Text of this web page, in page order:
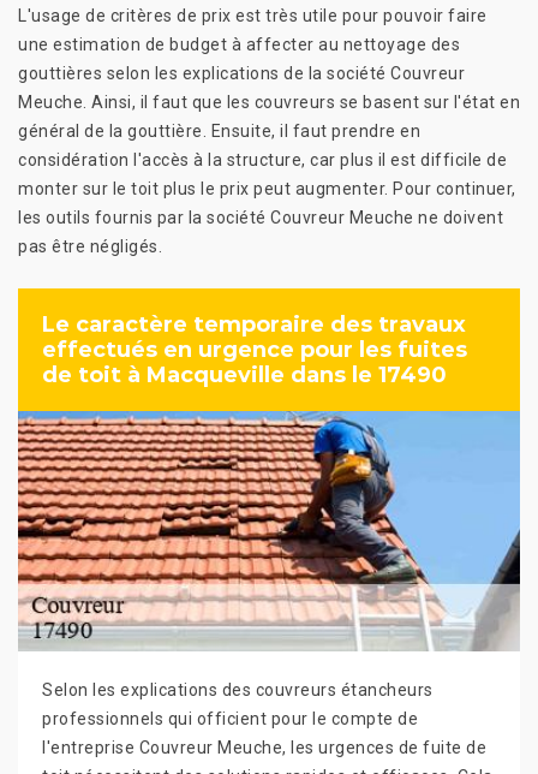
L'usage de critères de prix est très utile pour pouvoir faire
une estimation de budget à affecter au nettoyage des
gouttières selon les explications de la société Couvreur
Meuche. Ainsi, il faut que les couvreurs se basent sur l'état en
général de la gouttière. Ensuite, il faut prendre en
considération l'accès à la structure, car plus il est difficile de
monter sur le toit plus le prix peut augmenter. Pour continuer,
les outils fournis par la société Couvreur Meuche ne doivent
pas être négligés.
Le caractère temporaire des travaux
effectués en urgence pour les fuites
de toit à Macqueville dans le 17490
Selon les explications des couvreurs étancheurs
professionnels qui officient pour le compte de
l'entreprise Couvreur Meuche, les urgences de fuite de